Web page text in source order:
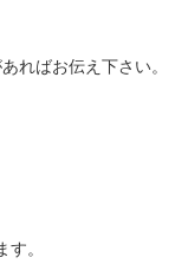
ればお伝え下さい。
。